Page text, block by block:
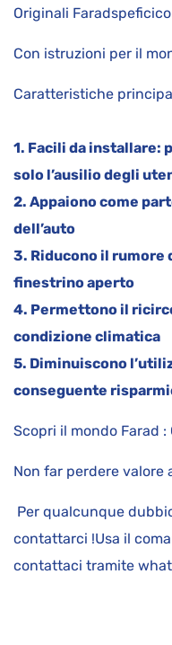
Originali Faradspeficico
Con istruzioni per il
Caratteristiche
1. Facili da installare:
solo l’ausilio degli
2. Appaiono come
dell’auto
3. Riducono il rumore
finestrino aperto
4. Permettono il
condizione climatica
5. Diminuiscono
conseguente
Scopri il mondo Farad :
Non far perdere valore
Per qualcunque
contattarci !Usa il
contattaci tramite